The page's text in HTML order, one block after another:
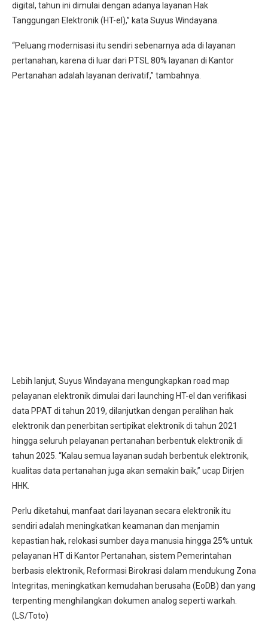
digital, tahun ini dimulai dengan adanya layanan Hak
Tanggungan Elektronik (HT-el),” kata Suyus Windayana.
“Peluang modernisasi itu sendiri sebenarnya ada di layanan
pertanahan, karena di luar dari PTSL 80% layanan di Kantor
Pertanahan adalah layanan derivatif,” tambahnya.
Lebih lanjut, Suyus Windayana mengungkapkan road map
pelayanan elektronik dimulai dari launching HT-el dan verifikasi
data PPAT di tahun 2019, dilanjutkan dengan peralihan hak
elektronik dan penerbitan sertipikat elektronik di tahun 2021
hingga seluruh pelayanan pertanahan berbentuk elektronik di
tahun 2025. “Kalau semua layanan sudah berbentuk elektronik,
kualitas data pertanahan juga akan semakin baik,” ucap Dirjen
HHK.
Perlu diketahui, manfaat dari layanan secara elektronik itu
sendiri adalah meningkatkan keamanan dan menjamin
kepastian hak, relokasi sumber daya manusia hingga 25% untuk
pelayanan HT di Kantor Pertanahan, sistem Pemerintahan
berbasis elektronik, Reformasi Birokrasi dalam mendukung Zona
Integritas, meningkatkan kemudahan berusaha (EoDB) dan yang
terpenting menghilangkan dokumen analog seperti warkah.
(LS/Toto)